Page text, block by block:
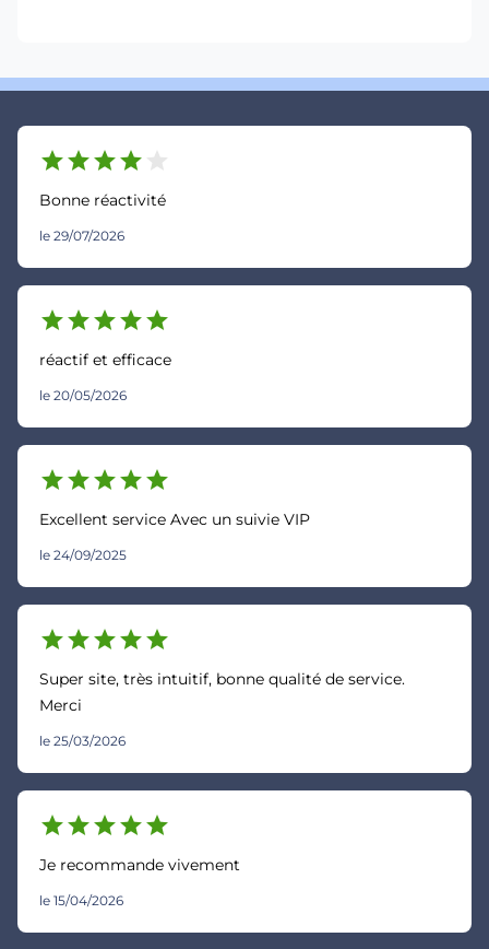
starstarstarstar star
Bonne réactivité
le 29/07/2026
starstarstarstarstar
réactif et efficace
le 20/05/2026
starstarstarstarstar
Excellent service Avec un suivie VIP
le 24/09/2025
starstarstarstarstar
Super site, très intuitif, bonne qualité de service.
Merci
le 25/03/2026
starstarstarstarstar
Je recommande vivement
le 15/04/2026